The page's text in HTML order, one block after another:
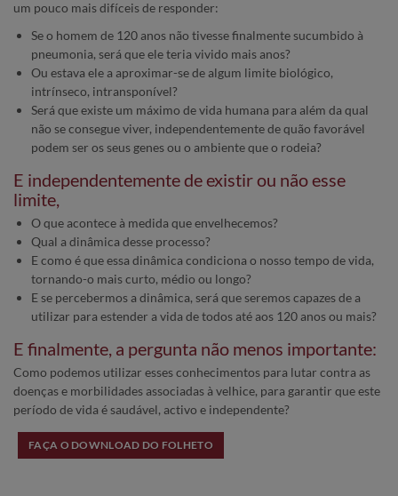
um pouco mais difíceis de responder:
Se o homem de 120 anos não tivesse finalmente sucumbido à
pneumonia, será que ele teria vivido mais anos?
Ou estava ele a aproximar-se de algum limite biológico,
intrínseco, intransponível?
Será que existe um máximo de vida humana para além da qual
não se consegue viver, independentemente de quão favorável
podem ser os seus genes ou o ambiente que o rodeia?
E independentemente de existir ou não esse
limite,
O que acontece à medida que envelhecemos?
Qual a dinâmica desse processo?
E como é que essa dinâmica condiciona o nosso tempo de vida,
tornando-o mais curto, médio ou longo?
E se percebermos a dinâmica, será que seremos capazes de a
utilizar para estender a vida de todos até aos 120 anos ou mais?
E finalmente, a pergunta não menos importante:
Como podemos utilizar esses conhecimentos para lutar contra as
doenças e morbilidades associadas à velhice, para garantir que este
período de vida é saudável, activo e independente?
FAÇA O DOWNLOAD DO FOLHETO